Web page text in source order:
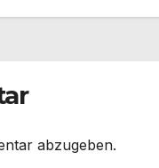
abzugeben.